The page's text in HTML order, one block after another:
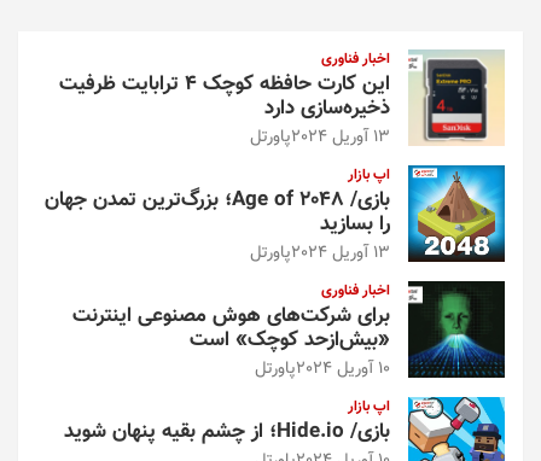
اخبار فناوری
این کارت حافظه کوچک ۴ ترابایت ظرفیت
ذخیره‌سازی دارد
13 آوریل 2024 پاورتل
اپ بازار
بازی/ Age of 2048؛ بزرگ‌ترین تمدن جهان
را بسازید
13 آوریل 2024 پاورتل
اخبار فناوری
برای شرکت‌های هوش مصنوعی اینترنت
«بیش‌از‌حد کوچک» است
10 آوریل 2024 پاورتل
اپ بازار
بازی/ Hide.io؛ از چشم بقیه پنهان شوید